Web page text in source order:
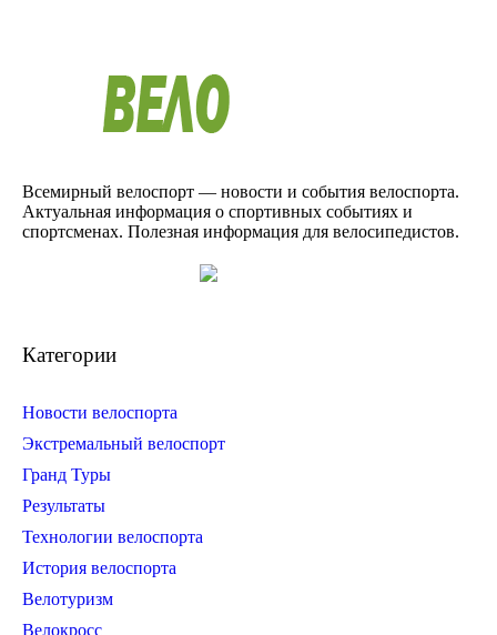
Всемирный велоспорт — новости и события велоспорта.
Актуальная информация о спортивных событиях и
спортсменах. Полезная информация для велосипедистов.
Категории
Новости велоспорта
Экстремальный велоспорт
Гранд Туры
Результаты
Технологии велоспорта
История велоспорта
Велотуризм
Велокросс